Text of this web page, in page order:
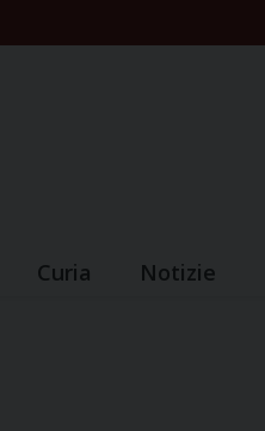
Curia Notizie